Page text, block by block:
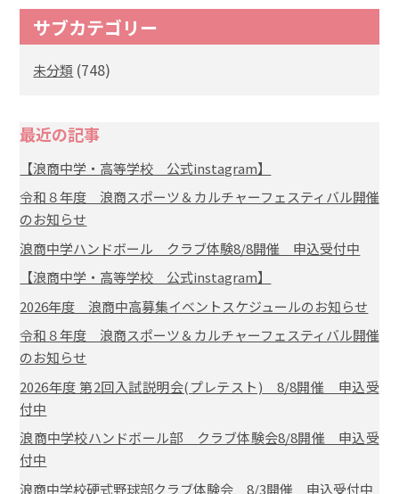
サブカテゴリー
未分類 (748)
最近の記事
【浪商中学・高等学校 公式instagram】
令和８年度 浪商スポーツ＆カルチャーフェスティバル開催
のお知らせ
浪商中学ハンドボール クラブ体験8/8開催 申込受付中
【浪商中学・高等学校 公式instagram】
2026年度 浪商中高募集イベントスケジュールのお知らせ
令和８年度 浪商スポーツ＆カルチャーフェスティバル開催
のお知らせ
2026年度 第2回入試説明会(プレテスト) 8/8開催 申込受
付中
浪商中学校ハンドボール部 クラブ体験会8/8開催 申込受
付中
浪商中学校硬式野球部クラブ体験会 8/3開催 申込受付中